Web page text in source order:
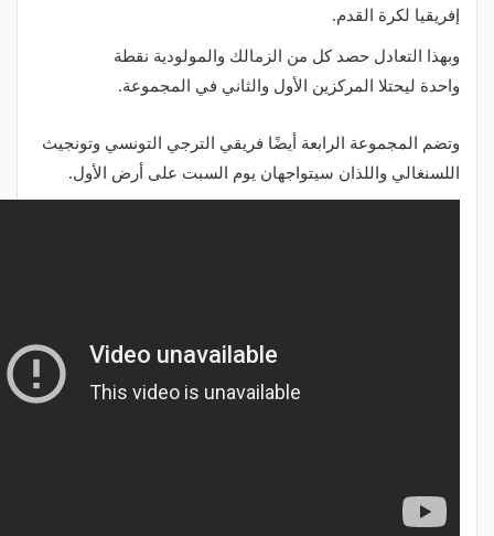
إفريقيا لكرة القدم.
وبهذا التعادل حصد كل من الزمالك والمولودية نقطة
واحدة ليحتلا المركزين الأول والثاني في المجموعة.
وتضم المجموعة الرابعة أيضًا فريقي الترجي التونسي وتونجيث
اللسنغالي واللذان سيتواجهان يوم السبت على أرض الأول.